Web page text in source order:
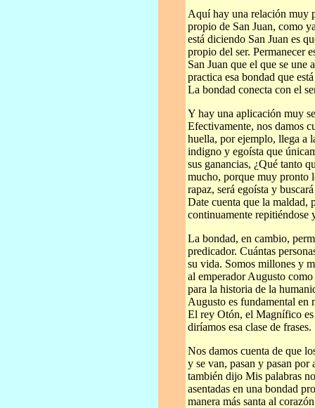
Aquí hay una relación muy
propio de San Juan, como
está diciendo San Juan es
propio del ser. Permanecer
San Juan que el que se une
practica esa bondad que
La bondad conecta con el
Y hay una aplicación muy
Efectivamente, nos damos
huella, por ejemplo, llega a
indigno y egoísta que
sus ganancias, ¿Qué tanto
mucho, porque muy pronto
rapaz, será egoísta y
Date cuenta que la maldad,
continuamente repitiéndose
La bondad, en cambio,
predicador. Cuántas
su vida. Somos millones y
al emperador Augusto
para la historia de la
Augusto es fundamental en
El rey Otón, el Magnífico es
diríamos esa clase de frases.
Nos damos cuenta de que
y se van, pasan y pasan
también dijo Mis palabras
asentadas en una bondad
manera más santa al